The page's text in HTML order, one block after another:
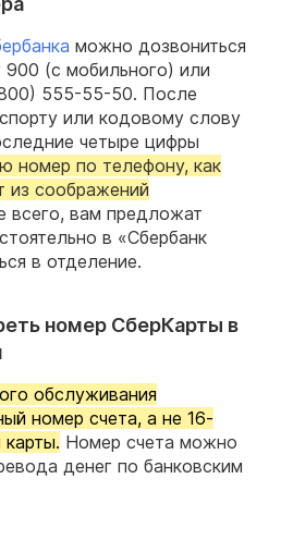
можно дозвониться
(с мобильного) или
555-55-50. После
или кодовому слову
четыре цифры
номер по телефону, как
из соображений
всего, вам предложат
в «Сбербанк
в отделение.
номер СберКарты в
обслуживания
номер счета, а не 16-
Номер счета можно
денег по банковским